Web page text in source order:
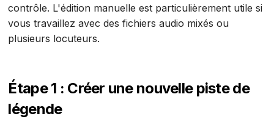
contrôle. L'édition manuelle est particulièrement utile si
vous travaillez avec des fichiers audio mixés ou
plusieurs locuteurs.
Étape 1 : Créer une nouvelle piste de
légende